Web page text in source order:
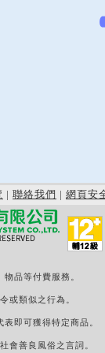
| 聯絡我們 | 網頁安
品等付費服務。
或類似之行為。
即可獲得特定商品。
會善良風俗之言詞。